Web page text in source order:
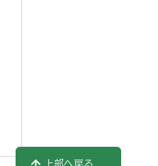
上部へ戻る